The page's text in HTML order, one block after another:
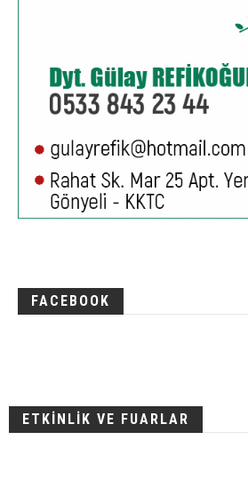
FACEBOOK
ETKİNLİK VE FUARLAR